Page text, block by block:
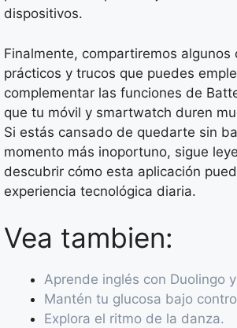
dispositivos.
Finalmente, compartiremos algunos
prácticos y trucos que puedes
complementar las funciones de
que tu móvil y smartwatch duren
Si estás cansado de quedarte sin
momento más inoportuno, sigue
descubrir cómo esta aplicación
experiencia tecnológica diaria.
Vea tambien:
Aprende inglés con Duolingo
Mantén tu glucosa bajo
Explora el ritmo de la danza.